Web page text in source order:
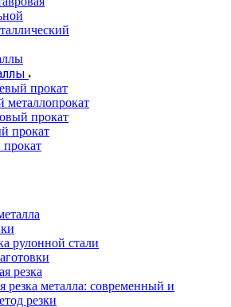
прокат
металлопрокат
прокат
прокат
рулонной стали
резка
резка металла: современный и
резки